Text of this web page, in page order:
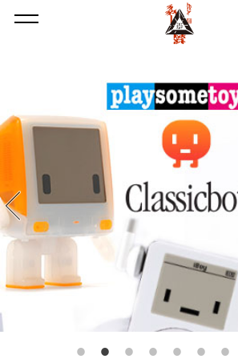
ポーカー アプリ おすす
カーアプリ おすすめ
オンライ